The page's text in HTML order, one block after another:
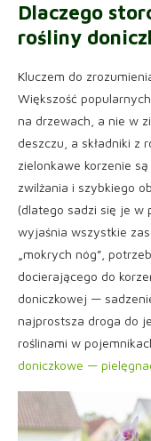
Dlaczego
rośliny
Kluczem do
Większość
na drzewach, a nie w
deszczu, a składniki z
zielonkawe korzenie
zwilżania i szybkiego
(dlatego sadzi się je w
wyjaśnia wszystkie
„mokrych nóg”,
docierającego do
doniczkowej —
najprostsza droga do
roślinami w
doniczkowe —